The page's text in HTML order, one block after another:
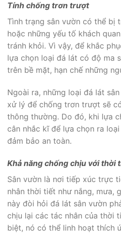
Tính chống trơn trượt
Tình trạng sân vườn có thể bị
hoặc những yếu tố khách
tránh khỏi. Vì vậy, để khắc
lựa chọn loại đá lát có độ ma
trên bề mặt, hạn chế những
Ngoài ra, những loại đá lát
xử lý để chống trơn trượt sẽ
thông thường. Do đó, khi lựa
cân nhắc kĩ để lựa chọn ra
đảm bảo an toàn.
Khả năng chống chịu với thời
Sân vườn là nơi tiếp xúc trực
nhân thời tiết như nắng, mưa,
này đòi hỏi đá lát sân vườn
chịu lại các tác nhân của thời
biệt, nó có thể linh hoạt thích